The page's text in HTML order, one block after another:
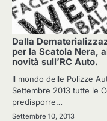
Dalla
per la Scatola Nera,
novità sull’RC Auto.
Il mondo delle Polizze
Settembre 2013 tutte le
predisporre…
Settembre 10, 2013